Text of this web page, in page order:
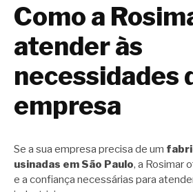
Como a
atender às
necessidades
empresa
Se a sua empresa precisa de um
usinadas em São Paulo, a Rosimar
e a confiança necessárias para